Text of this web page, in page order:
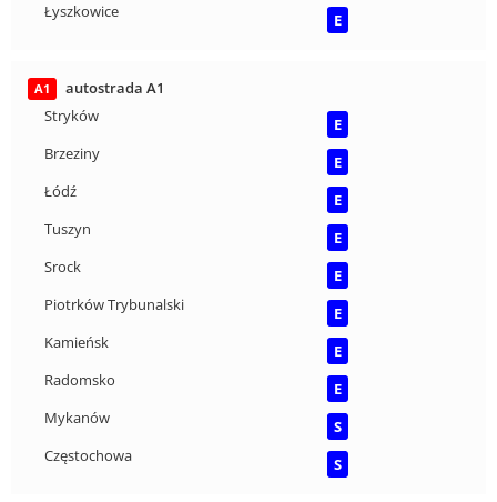
Łyszkowice
E
A1
autostrada A1
Stryków
E
Brzeziny
E
Łódź
E
Tuszyn
E
Srock
E
Piotrków Trybunalski
E
Kamieńsk
E
Radomsko
E
Mykanów
S
Częstochowa
S